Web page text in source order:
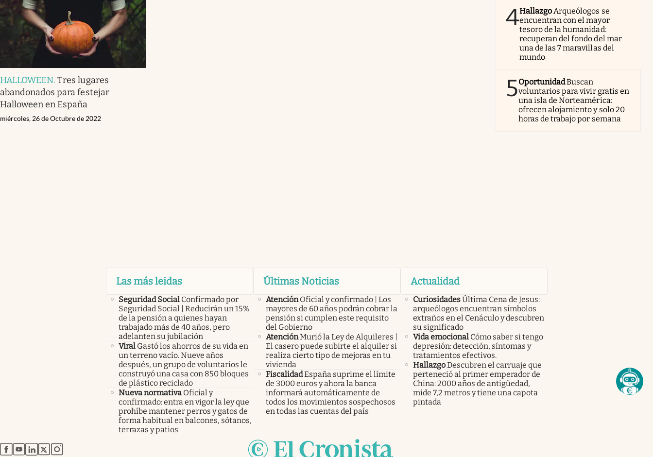
HALLOWEEN.Tres lugares
abandonados para festejar
Halloween en España
miércoles, 26 de Octubre de 2022
4Hallazgo Arqueólogos se
encuentran con el mayor
tesoro de la humanidad:
recuperan del fondo del mar
una de las 7 maravillas del
mundo
5OportunidadBuscan
voluntarios para vivir gratis en
una isla de Norteamérica:
ofrecen alojamiento y solo 20
horas de trabajo por semana
Las más leidas
Seguridad Social Confirmado por
Seguridad Social | Reducirán un 15%
de la pensión a quienes hayan
trabajado más de 40 años, pero
adelanten su jubilación
Viral Gastó los ahorros de su vida en
un terreno vacío. Nueve años
después, un grupo de voluntarios le
construyó una casa con 850 bloques
de plástico reciclado
Nueva normativa Oficial y
confirmado: entra en vigor la ley que
prohíbe mantener perros y gatos de
forma habitual en balcones, sótanos,
terrazas y patios
Últimas Noticias
Atención Oficial y confirmado | Los
mayores de 60 años podrán cobrar la
pensión si cumplen este requisito
del Gobierno
AtenciónMurió la Ley de Alquileres |
El casero puede subirte el alquiler si
realiza cierto tipo de mejoras en tu
vivienda
FiscalidadEspaña suprime el límite
de 3000 euros y ahora la banca
informará automáticamente de
todos los movimientos sospechosos
en todas las cuentas del país
Actualidad
CuriosidadesÚltima Cena de Jesus:
arqueólogos encuentran símbolos
extraños en el Cenáculo y descubren
su significado
Vida emocional Cómo saber si tengo
depresión: detección, síntomas y
tratamientos efectivos.
HallazgoDescubren el carruaje que
perteneció al primer emperador de
China: 2000 años de antigüedad,
mide 7,2 metros y tiene una capota
pintada
abre en nueva pestaña
abre en nueva pestaña
abre en nueva pestaña
abre en nueva pestaña
abre en nueva pestaña